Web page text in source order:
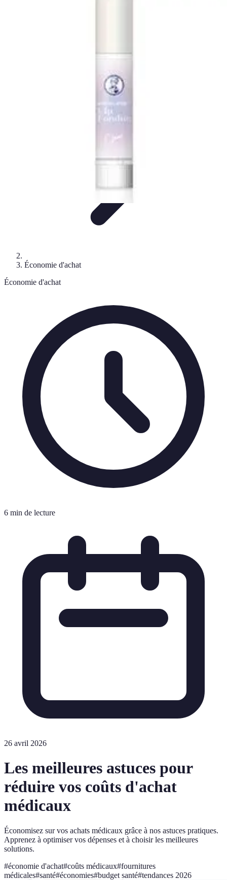
Économie d'achat
Économie d'achat
6 min de lecture
26 avril 2026
Les meilleures astuces pour
réduire vos coûts d'achat
médicaux
Économisez sur vos achats médicaux grâce à nos astuces pratiques.
Apprenez à optimiser vos dépenses et à choisir les meilleures
solutions.
#économie d'achat#coûts médicaux#fournitures
médicales#santé#économies#budget santé#tendances 2026